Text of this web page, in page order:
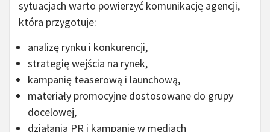
sytuacjach warto powierzyć komunikację agencji,
która przygotuje:
analizę rynku i konkurencji,
strategię wejścia na rynek,
kampanię teaserową i launchową,
materiały promocyjne dostosowane do grupy
docelowej,
działania PR i kampanie w mediach